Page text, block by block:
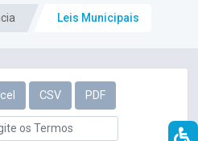
Leis Municipais
CSV PDF